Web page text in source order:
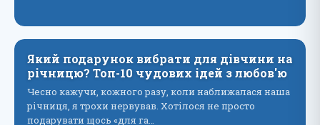
Який подарунок вибрати для дівчини на
річницю? Топ-10 чудових ідей з любов'ю
Чесно кажучи, кожного разу, коли наближалася наша
річниця, я трохи нервував. Хотілося не просто
подарувати щось «для га…